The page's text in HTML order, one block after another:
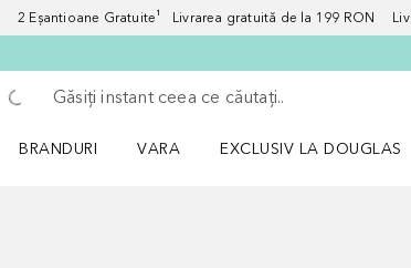
2 Eșantioane Gratuite¹ Livrarea gratuită de la 199 RON
Înapoi
Executați căutarea
BRANDURI
VARA
EXCLUSIV LA DOUGLAS